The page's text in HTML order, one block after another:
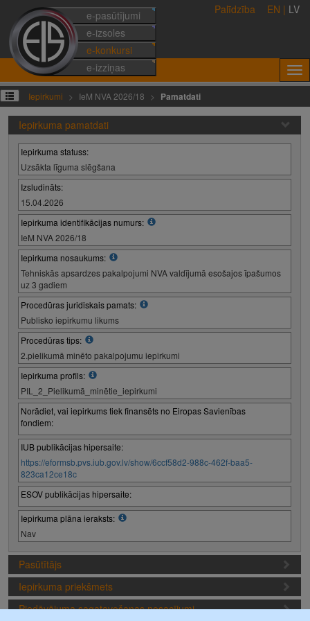
e-pasūtījumi
e-izsoles
e-konkursi
e-izziņas
Palīdzība EN | LV
Iepirkumi IeM NVA 2026/18 Pamatdati
Iepirkuma pamatdati
Iepirkuma statuss:
Uzsākta līguma slēgšana
Izsludināts:
15.04.2026
Iepirkuma identifikācijas numurs:
IeM NVA 2026/18
Iepirkuma nosaukums:
Tehniskās apsardzes pakalpojumi NVA valdījumā esošajos īpašumos
uz 3 gadiem
Procedūras juridiskais pamats:
Publisko iepirkumu likums
Procedūras tips:
2.pielikumā minēto pakalpojumu iepirkumi
Iepirkuma profils:
PIL_2_Pielikumā_minētie_iepirkumi
Norādiet, vai iepirkums tiek finansēts no Eiropas Savienības
fondiem:
IUB publikācijas hipersaite:
https://eformsb.pvs.iub.gov.lv/show/6ccf58d2-988c-462f-baa5-
823ca12ce18c
ESOV publikācijas hipersaite:
Iepirkuma plāna ieraksts:
Nav
Pasūtītājs
Iepirkuma priekšmets
Piedāvājuma sagatavošanas nosacījumi